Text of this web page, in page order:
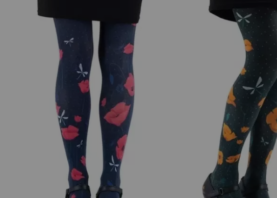
Lili Gambettes 2023-2024 : Coquelicot ou Vintage ?
La collection de collants fantaisie 2023-2024 a apporté, comme
avec des motifs créatifs et audacieux. Parmi les thèmes abordés, on
papillons, des danseuses, et de grands motifs spectaculaires pour
de ces collants de qualité, conçus pour durer.
Le collant original à sa marque française :
Les collants fantaisie sont dessinés avec amour et humour, et
épaisseur de 50 deniers, sont réputés pour leur solidité, leur opacité
Collant chic noir et rouge, ou collant tatouage que l’on peut enlever
style, avec comme objectifs le rêve et l'originalité.
Collants intemporels, des créations fantaisie toujours à la mode :
Autrefois, les collants vintage et les collants dessinés étaient déjà à